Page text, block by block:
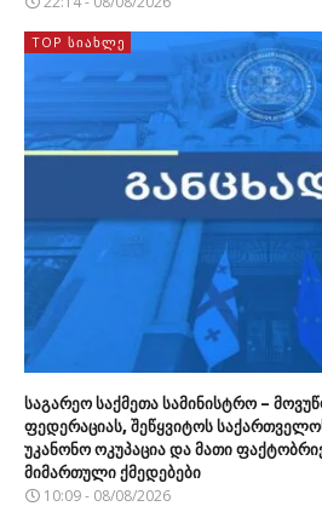
TOP ᲡᲘᲐᲮᲚᲔ
საგარეო საქმეთა სამინისტრო –
ფედერაციას, შეწყვიტოს
უკანონო ოკუპაცია და მათი
მიმართული ქმედებები
10:09 - 08/08/2026